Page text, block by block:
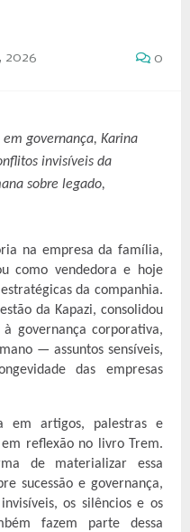
2026 0
governança, Karina
invisíveis da
sobre legado,
na empresa da família,
como vendedora e hoje
da companhia.
da Kapazi, consolidou
governança corporativa,
— assuntos sensíveis,
das empresas
em artigos, palestras e
reflexão no livro Trem.
de materializar essa
sucessão e governança,
os silêncios e os
fazem parte dessa